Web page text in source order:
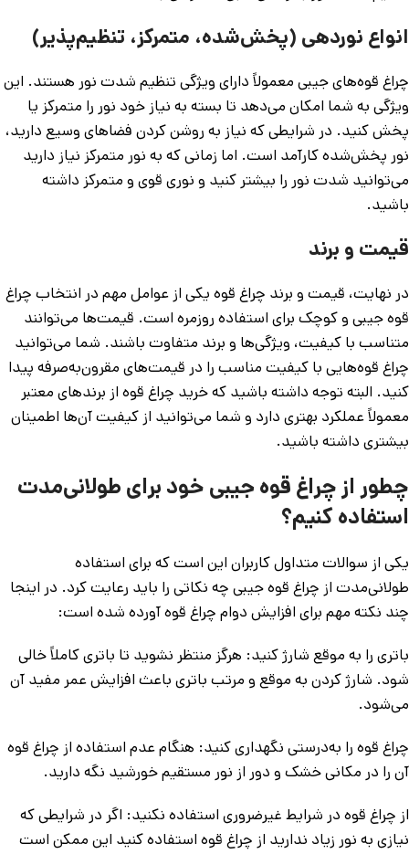
انواع نوردهی (پخش‌شده، متمرکز، تنظیم‌پذیر)
چراغ قوه‌های جیبی معمولاً دارای ویژگی تنظیم شدت نور هستند. این
ویژگی به شما امکان می‌دهد تا بسته به نیاز خود نور را متمرکز یا
پخش کنید. در شرایطی که نیاز به روشن کردن فضاهای وسیع دارید،
نور پخش‌شده کارآمد است. اما زمانی که به نور متمرکز نیاز دارید
می‌توانید شدت نور را بیشتر کنید و نوری قوی و متمرکز داشته
باشید.
قیمت و برند
در نهایت، قیمت و برند چراغ قوه یکی از عوامل مهم در انتخاب چراغ
قوه جیبی و کوچک برای استفاده روزمره است. قیمت‌ها می‌توانند
متناسب با کیفیت، ویژگی‌ها و برند متفاوت باشند. شما می‌توانید
چراغ قوه‌هایی با کیفیت مناسب را در قیمت‌های مقرون‌به‌صرفه پیدا
کنید. البته توجه داشته باشید که خرید چراغ قوه از برندهای معتبر
معمولاً عملکرد بهتری دارد و شما می‌توانید از کیفیت آن‌ها اطمینان
بیشتری داشته باشید.
چطور از چراغ قوه جیبی خود برای طولانی‌مدت
استفاده کنیم؟
یکی از سوالات متداول کاربران این است که برای استفاده
طولانی‌مدت از چراغ قوه جیبی چه نکاتی را باید رعایت کرد. در اینجا
چند نکته مهم برای افزایش دوام چراغ قوه آورده شده است:
باتری را به موقع شارژ کنید: هرگز منتظر نشوید تا باتری کاملاً خالی
شود. شارژ کردن به موقع و مرتب باتری باعث افزایش عمر مفید آن
می‌شود.
چراغ قوه را به‌درستی نگهداری کنید: هنگام عدم استفاده از چراغ قوه
آن را در مکانی خشک و دور از نور مستقیم خورشید نگه دارید.
از چراغ قوه در شرایط غیرضروری استفاده نکنید: اگر در شرایطی که
نیازی به نور زیاد ندارید از چراغ قوه استفاده کنید این ممکن است